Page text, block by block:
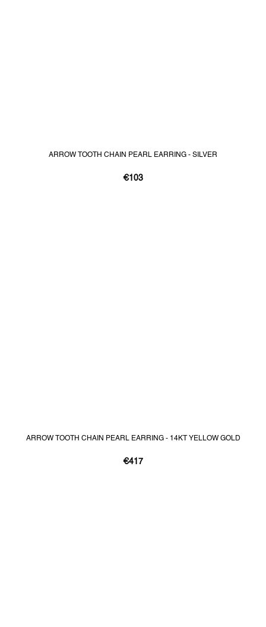
ARROW TOOTH CHAIN PEARL EARRING - SILVER
€103
ARROW TOOTH CHAIN PEARL EARRING - 14KT YELLOW GOLD
€417